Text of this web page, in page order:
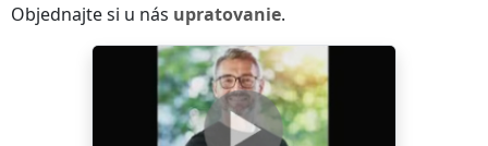
Objednajte si u nás upratovanie.